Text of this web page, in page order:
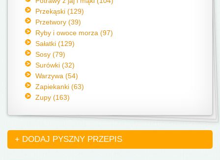
Przekąski (129)
Przetwory (39)
Ryby i owoce morza (97)
Sałatki (129)
Sosy (79)
Surówki (32)
Warzywa (54)
Zapiekanki (63)
Zupy (163)
+ DODAJ PYSZNY PRZEPIS